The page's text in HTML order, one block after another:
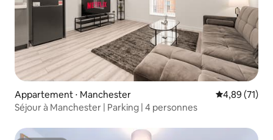
Appartement ⋅ Manchester Évaluation
4,89 (71)
Séjour à Manchester | Parking | 4 personnes